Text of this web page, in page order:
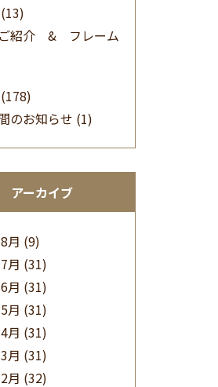
(13)
紹介 & フレーム
(178)
のお知らせ (1)
アーカイブ
月 (9)
月 (31)
月 (31)
月 (31)
月 (31)
月 (31)
月 (32)